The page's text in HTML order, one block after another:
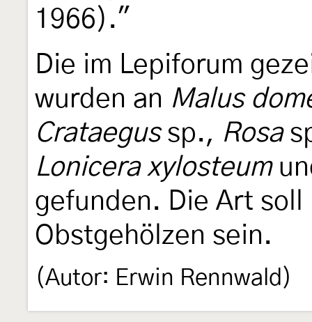
1966)."
Die im Lepiforum
wurden an Malus
Crataegussp., Rosa
Lonicera xylosteum
gefunden. Die Art
Obstgehölzen sein.
(Autor: Erwin Rennwald)